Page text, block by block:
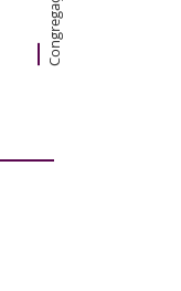
Congregações